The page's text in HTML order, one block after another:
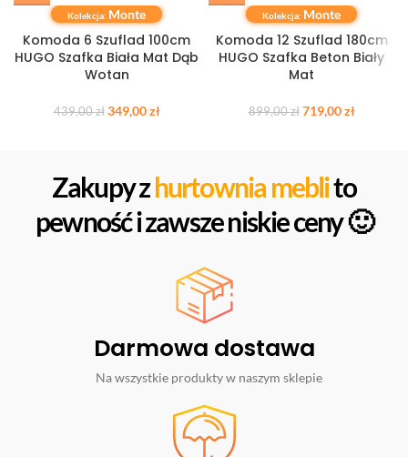
Kolekcja: Monte
Komoda 6 Szuflad 100cm
HUGO Szafka Biała Mat Dąb
Wotan
439,00zł 349,00zł
Kolekcja: Monte
Komoda 12 Szuflad 180cm
HUGO Szafka Beton Biały
Mat
899,00zł 719,00zł
Zakupy zhurtownia meblito
pewność i zawsze niskie ceny 🙂
Darmowa dostawa
Na wszystkie produkty w naszym sklepie